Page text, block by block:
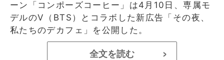
ーン「コンポーズコーヒー」は4月10日、専属モ
デルのV（BTS）とコラボした新広告「その夜、
私たちのデカフェ」を公開した。
全文を読む >